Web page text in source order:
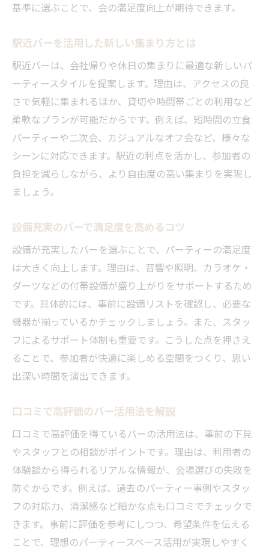
基準に選ぶことで、会の満足度向上が期待できます。
駅近バーを活用した新しい集まり方とは
駅近バーは、会社帰りや休日の集まりに最適な新しいパ
ーティースタイルを提案します。理由は、アクセスの良
さで気軽に集まれるほか、貸切や時間帯ごとの利用など
柔軟なプランが可能だからです。例えば、短時間の立食
パーティーや二次会、カジュアルなオフ会など、様々な
シーンに対応できます。駅近の利点を活かし、参加者の
負担を減らしながら、より自由度の高い集まりを実現し
ましょう。
設備充実のバーで満足度を高めるコツ
設備が充実したバーを選ぶことで、パーティーの満足度
は大きく向上します。理由は、音響や照明、カラオケ・
ダーツなどの付帯設備が盛り上がりをサポートするため
です。具体的には、事前に設備リストを確認し、必要な
機器が揃っているかチェックしましょう。また、スタッ
フによるサポート体制も重要です。こうした点を押さえ
ることで、参加者が快適に楽しめる空間をつくり、思い
出深い時間を演出できます。
口コミで高評価のバー活用法を解説
口コミで高評価を得ているバーの活用法は、事前の下見
やスタッフとの相談がポイントです。理由は、利用者の
体験談から得られるリアルな情報が、会場選びの失敗を
防ぐからです。例えば、過去のパーティー事例やスタッ
フの対応力、清潔感など細かな点も口コミでチェックで
きます。事前に評価を参考にしつつ、希望条件を伝える
ことで、理想のパーティースペース活用が実現しやすく